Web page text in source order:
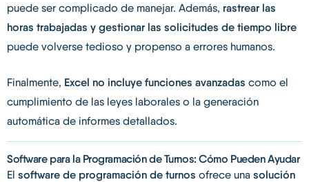
puede ser complicado de manejar. Además, rastrear las
horas trabajadas y gestionar las solicitudes de tiempo libre
puede volverse tedioso y propenso a errores humanos.
Finalmente, Excel no incluye funciones avanzadas como el
cumplimiento de las leyes laborales o la generación
automática de informes detallados.
Software para la Programación de Turnos: Cómo Pueden Ayudar
El software de programación de turnos ofrece una solución